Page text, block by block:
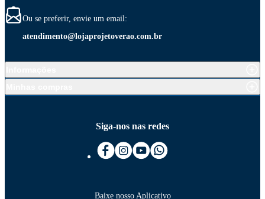
Ou se preferir, envie um email:
atendimento@lojaprojetoverao.com.br
Siga-nos nas redes
Baixe nosso Aplicativo